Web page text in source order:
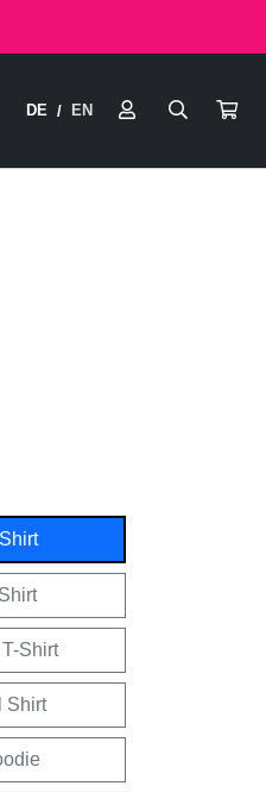
DE / EN
Shirt
Shirt